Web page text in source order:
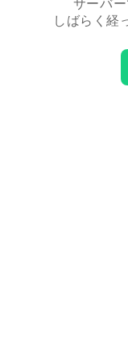
サーバ
しばらく経